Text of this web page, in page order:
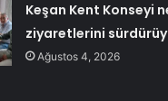
Keşan Kent Konseyi
ziyaretlerini
Ağustos 4, 2026